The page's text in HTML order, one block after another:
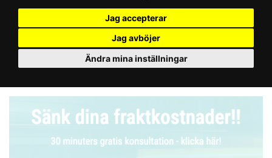
Jag accepterar
Jag avböjer
Ändra mina inställningar